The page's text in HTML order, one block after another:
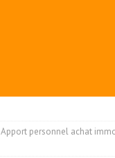
Apport personnel achat